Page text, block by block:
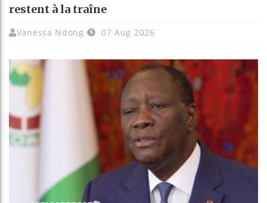
restent à la traîne
Vanessa Ndong 07 Aug 2026